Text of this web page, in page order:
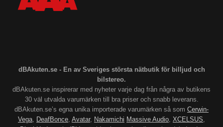
dBAkuten.se - En av Sveriges största nätbutik för billjud och
bilstereo.
dBAkuten.se inspirerar med nyheter varje dag från några av butikens
30 väl utvalda varumärken till bra priser och snabb leverans.
dBAkuten.se’s egna unika importerade varumärken så som Cerwin-
Vega, DeafBonce, Avatar, Nakamichi Massive Audio, XCELSUS,